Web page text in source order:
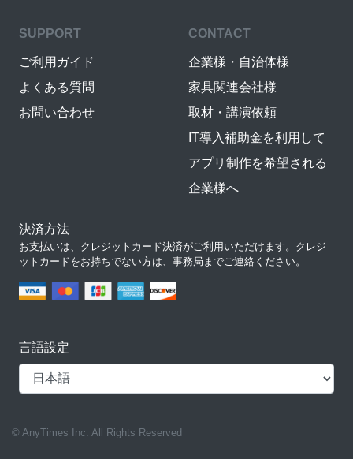
SUPPORT
ご利用ガイド
よくある質問
お問い合わせ
CONTACT
企業様・自治体様
家具関連会社様
取材・講演依頼
IT導入補助金を利用して
アプリ制作を希望される
企業様へ
決済方法
お支払いは、クレジットカード決済がご利用いただけます。クレジ
ットカードをお持ちでない方は、事務局までご連絡ください。
言語設定
© AnyTimes Inc. All Rights Reserved